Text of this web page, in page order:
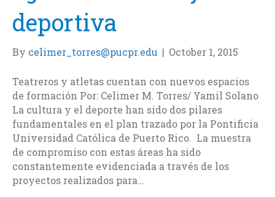
deportiva
By celimer_torres@pucpr.edu | October 1, 2015
Teatreros y atletas cuentan con nuevos espacios
de formación Por: Celimer M. Torres/ Yamil Solano
La cultura y el deporte han sido dos pilares
fundamentales en el plan trazado por la Pontificia
Universidad Católica de Puerto Rico. La muestra
de compromiso con estas áreas ha sido
constantemente evidenciada a través de los
proyectos realizados para…